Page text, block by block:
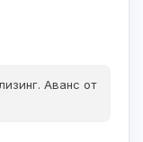
Аванс от